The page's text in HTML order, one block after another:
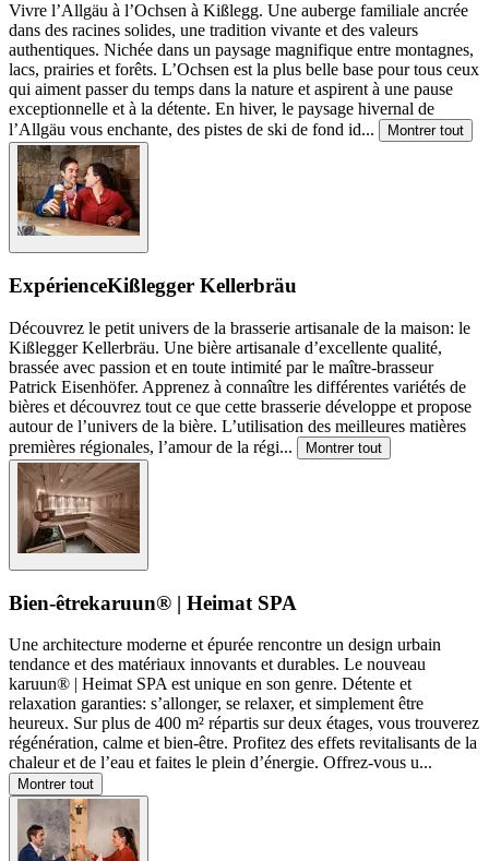
Vivre l’Allgäu à l’Ochsen à Kißlegg. Une auberge familiale ancrée
dans des racines solides, une tradition vivante et des valeurs
authentiques. Nichée dans un paysage magnifique entre montagnes,
lacs, prairies et forêts. L’Ochsen est la plus belle base pour tous ceux
qui aiment passer du temps dans la nature et aspirent à une pause
exceptionnelle et à la détente. En hiver, le paysage hivernal de
l’Allgäu vous enchante, des pistes de ski de fond id... Montrer tout
ExpérienceKißlegger Kellerbräu
Découvrez le petit univers de la brasserie artisanale de la maison: le
Kißlegger Kellerbräu. Une bière artisanale d’excellente qualité,
brassée avec passion et en toute intimité par le maître-brasseur
Patrick Eisenhöfer. Apprenez à connaître les différentes variétés de
bières et découvrez tout ce que cette brasserie développe et propose
autour de l’univers de la bière. L’utilisation des meilleures matières
premières régionales, l’amour de la régi... Montrer tout
Bien-êtrekaruun® | Heimat SPA
Une architecture moderne et épurée rencontre un design urbain
tendance et des matériaux innovants et durables. Le nouveau
karuun® | Heimat SPA est unique en son genre. Détente et
relaxation garanties: s’allonger, se relaxer, et simplement être
heureux. Sur plus de 400 m² répartis sur deux étages, vous trouverez
régénération, calme et bien-être. Profitez des effets revitalisants de la
chaleur et de l’eau et faites le plein d’énergie. Offrez-vous u...
Montrer tout